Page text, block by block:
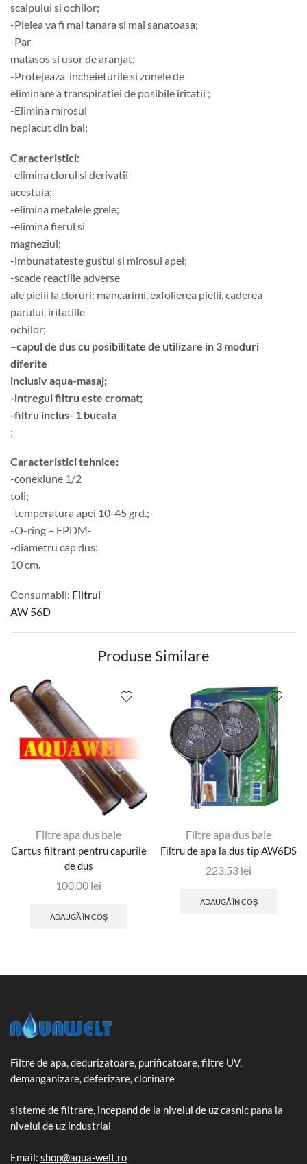
scalpului si ochilor;
-Pielea va fi mai tanara si mai sanatoasa;
-Par
matasos si usor de aranjat;
-Protejeaza incheieturile si zonele de
eliminare a transpiratiei de posibile iritatii ;
-Elimina mirosul
neplacut din bai;
Caracteristici:
-elimina clorul si derivatii
acestuia;
-elimina metalele grele;
-elimina fierul si
magneziul;
-imbunatateste gustul si mirosul apei;
-scade reactiile adverse
ale pielii la cloruri: mancarimi, exfolierea pielii, caderea
parului, iritatiile
ochilor;
–capul de dus cu posibilitate de utilizare in 3 moduri
diferite
inclusiv aqua-masaj;
-intregul filtru este cromat;
-filtru inclus- 1 bucata
;
Caracteristici tehnice:
-conexiune 1/2
toli;
-temperatura apei 10-45 grd.;
-O-ring – EPDM-
-diametru cap dus:
10 cm.
Consumabil: Filtrul
AW 56D
Produse Similare
Filtre apa dus baie
Cartus filtrant pentru capurile
de dus
100,00 lei
ADAUGĂ ÎN COȘ
Filtre apa dus baie
Filtru de apa la dus tip AW6DS
223,53 lei
ADAUGĂ ÎN COȘ
Filtre de apa, dedurizatoare, purificatoare, filtre UV,
demanganizare, deferizare, clorinare
sisteme de filtrare, incepand de la nivelul de uz casnic pana la
nivelul de uz industrial
Email: shop@aqua-welt.ro